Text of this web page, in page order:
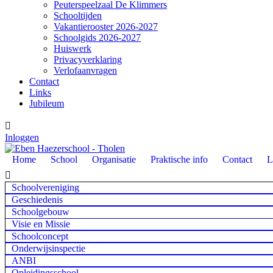
Peuterspeelzaal De Klimmers
Schooltijden
Vakantierooster 2026-2027
Schoolgids 2026-2027
Huiswerk
Privacyverklaring
Verlofaanvragen
Contact
Links
Jubileum

Inloggen
Home School Organisatie Praktische info Contact

Schoolvereniging
Geschiedenis
Schoolgebouw
Visie en Missie
Schoolconcept
Onderwijsinspectie
ANBI